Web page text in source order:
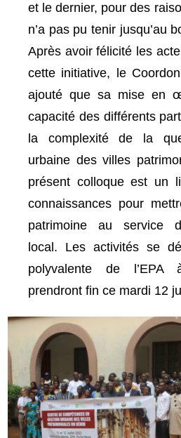
et le dernier, pour des
n’a pas pu tenir jusqu’au
Après avoir félicité les
cette initiative, le
ajouté que sa mise en
capacité des différents
la complexité de la
urbaine des villes
présent colloque est un
connaissances pour
patrimoine au service
local. Les activités se
polyvalente de l’EPA
prendront fin ce mardi 12